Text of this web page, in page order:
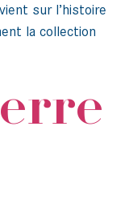
sur l’histoire
la collection